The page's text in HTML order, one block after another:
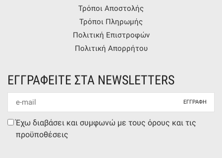
Τρόποι Αποστολής
Τρόποι Πληρωμής
Πολιτική Επιστροφών
Πολιτική Απορρήτου
ΕΓΓΡΑΦΕΙΤΕ ΣΤΑ NEWSLETTERS
Newsletter
Συμφωνία
όρων
Έχω διαβάσει και συμφωνώ με τους όρους και τις
προϋποθέσεις